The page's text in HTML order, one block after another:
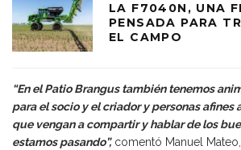
LA F7040N, UNA
PENSADA PARA
EL CAMPO
“En el Patio Brangus también tenemos
para el socio y el criador y personas afines
que vengan a compartir y hablar de los
estamos pasando”,comentó Manuel